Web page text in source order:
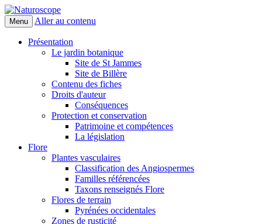
Naturoscope
Menu Aller au contenu
Présentation
Le jardin botanique
Site de St Jammes
Site de Billère
Contenu des fiches
Droits d'auteur
Conséquences
Protection et conservation
Patrimoine et compétences
La législation
Flore
Plantes vasculaires
Classification des Angiospermes
Familles référencées
Taxons renseignés Flore
Flores de terrain
Pyrénées occidentales
Zones de rusticité